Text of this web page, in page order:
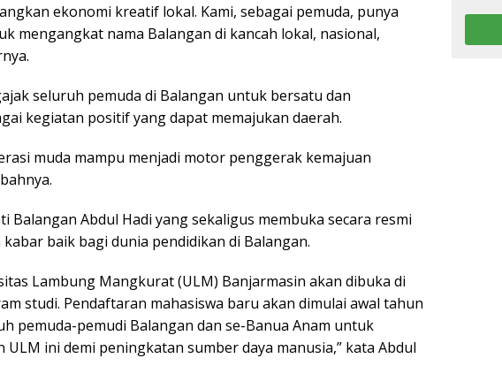
ekonomi kreatif lokal. Kami, sebagai pemuda, punya
mengangkat nama Balangan di kancah lokal, nasional,
seluruh pemuda di Balangan untuk bersatu dan
kegiatan positif yang dapat memajukan daerah.
muda mampu menjadi motor penggerak kemajuan
Balangan Abdul Hadi yang sekaligus membuka secara resmi
baik bagi dunia pendidikan di Balangan.
Lambung Mangkurat (ULM) Banjarmasin akan dibuka di
studi. Pendaftaran mahasiswa baru akan dimulai awal tahun
pemuda-pemudi Balangan dan se-Banua Anam untuk
ini demi peningkatan sumber daya manusia,” kata Abdul